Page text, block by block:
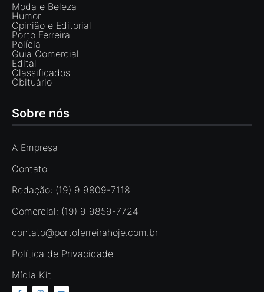
Moda e Beleza
Humor
Opinião e Editorial
Porto Ferreira
Polícia
Guia Comercial
Edital
Classificados
Obituário
Sobre nós
A Empresa
Contato
Redação: (19) 9 9809-7118
Comercial: (19) 9 9859-7724
contato@portoferreirahoje.com.br
Política de Privacidade
Mídia Kit